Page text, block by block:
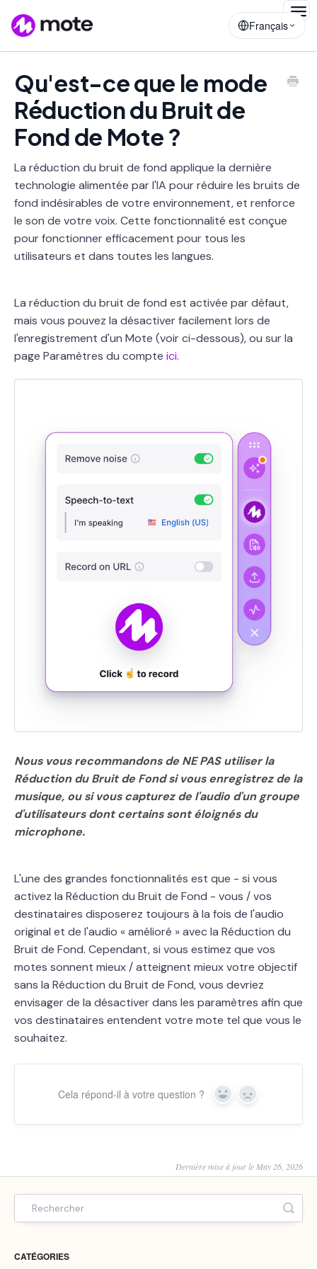
Français
Qu'est-ce que le mode
Réduction du Bruit de
Fond de Mote ?
La réduction du bruit de fond applique la dernière
technologie alimentée par l'IA pour réduire les bruits de
fond indésirables de votre environnement, et renforce
le son de votre voix. Cette fonctionnalité est conçue
pour fonctionner efficacement pour tous les
utilisateurs et dans toutes les langues.
La réduction du bruit de fond est activée par défaut,
mais vous pouvez la désactiver facilement lors de
l'enregistrement d'un Mote (voir ci-dessous), ou sur la
page Paramètres du compte ici.
Nous vous recommandons de NE PAS utiliser la
Réduction du Bruit de Fond si vous enregistrez de la
musique, ou si vous capturez de l'audio d'un groupe
d'utilisateurs dont certains sont éloignés du
microphone.
L'une des grandes fonctionnalités est que - si vous
activez la Réduction du Bruit de Fond - vous / vos
destinataires disposerez toujours à la fois de l'audio
original et de l'audio « amélioré » avec la Réduction du
Bruit de Fond. Cependant, si vous estimez que vos
motes sonnent mieux / atteignent mieux votre objectif
sans la Réduction du Bruit de Fond, vous devriez
envisager de la désactiver dans les paramètres afin que
vos destinataires entendent votre mote tel que vous le
souhaitez.
Cela répond-il à votre question ? Yes No
Dernière mise à jour le May 26, 2026
CATÉGORIES